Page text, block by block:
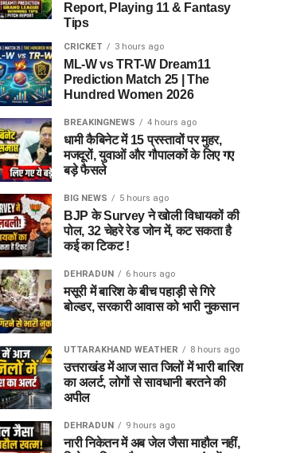
Report, Playing 11 & Fantasy
Tips
CRICKET 3 hours ago
ML-W vs TRT-W Dream11
Prediction Match 25 | The
Hundred Women 2026
BREAKINGNEWS 4 hours ago
धामी कैबिनेट में 15 प्रस्तावों पर मुहर,
मजदूरों, युवाओं और गौपालकों के लिए गए
बड़े फैसले
BIG NEWS 5 hours ago
BJP के Survey ने खोली विधायकों की
पोल, 32 चेहरे रेड जोन में, कट सकता है
कई का टिकट !
DEHRADUN 6 hours ago
मसूरी में बारिश के बीच पहाड़ी से गिरे
बोल्डर, सरकारी आवास को भारी नुकसान
UTTARAKHAND WEATHER 8 hours ago
उत्तराखंड में आज सात जिलों में भारी बारिश
का अलर्ट, लोगों से सावधानी बरतने की
अपील
DEHRADUN 9 hours ago
नारी निकेतन में अब जेल जैसा माहौल नहीं,